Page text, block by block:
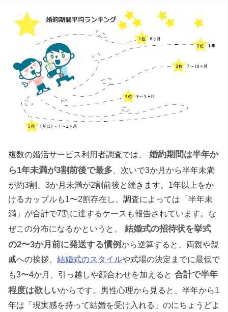
複数の婚活サービス利用者調査では、
婚約期間は半年か
ら1年未満が3割前後で最多 、次いで3か月から半年未満
が約3割、3か月未満が2割前後と続きます。1年以上をか
けるカップルも1〜2割存在し、調査によっては「半年未
満」が合計で7割に達するケースも報告されています。な
ぜこの分布になるかというと、
結婚式の招待状を挙式
の2〜3か月前に発送する慣例から逆算すると、両親や親
戚への挨拶、 結婚式のスタイルや式場の決定までに最低で
も3〜4か月、引っ越しや顔合わせを加えると 合計で半年
程度は欲しいからです。男性心理から見ると、半年から1
年は「現実感を持って結婚を受け入れる」のにちょうどよ